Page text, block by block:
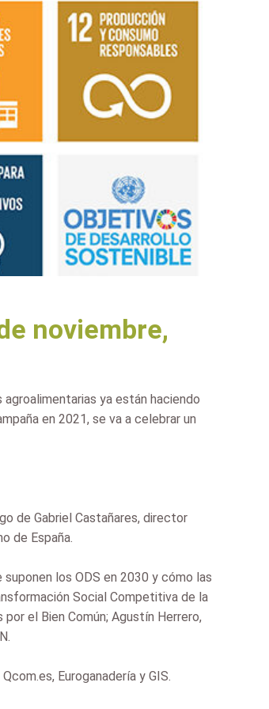
noviembre,
ya están haciendo
en 2021, se va a celebrar un
de Gabriel Castañares, director
de España.
los ODS en 2030 y cómo las
Social Competitiva de la
el Bien Común; Agustín Herrero,
Euroganadería y GIS.